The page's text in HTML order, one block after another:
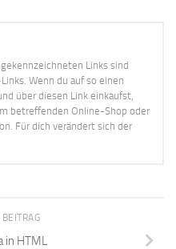
Links sind
Wenn du auf so einen
über diesen Link einkaufst,
betreffenden Online-Shop oder
Für dich verändert sich der
in HTML